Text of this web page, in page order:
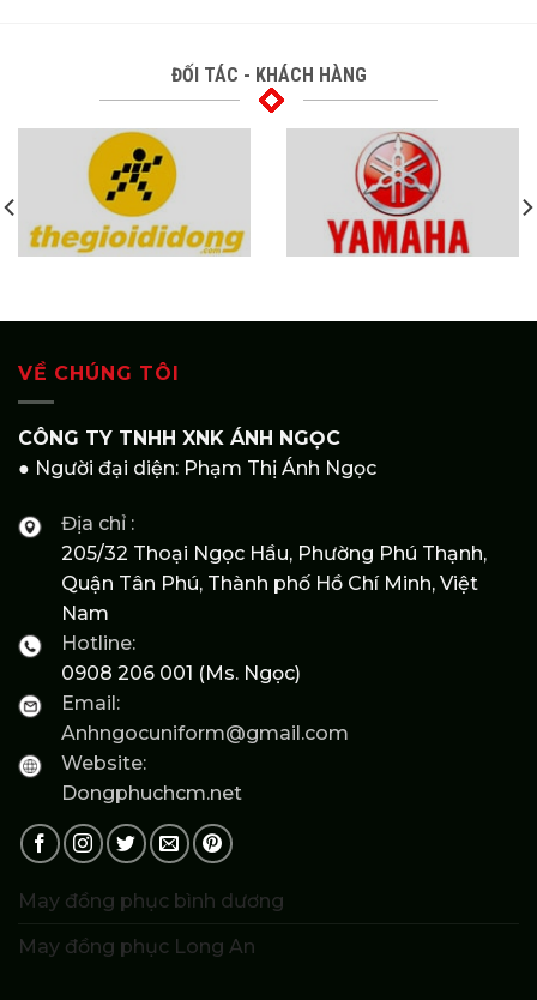
ĐỐI TÁC - KHÁCH HÀNG
VỀ CHÚNG TÔI
CÔNG TY TNHH XNK ÁNH NGỌC
● Người đại diện: Phạm Thị Ánh Ngọc
Địa chỉ :
205/32 Thoại Ngọc Hầu, Phường Phú Thạnh,
Quận Tân Phú, Thành phố Hồ Chí Minh, Việt
Nam
Hotline:
0908 206 001 (Ms. Ngọc)
Email:
Anhngocuniform@gmail.com
Website:
Dongphuchcm.net
May đồng phục bình dương
May đồng phục Long An